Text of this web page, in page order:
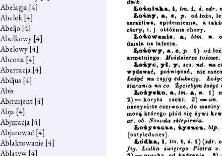
Abelagja[4]
Abelek[4]
Abeljo [4]
Abelkowy[4]
Abelowy[4]
Abeona[4]
Aberracja[4]
Abiljus [4]
Abis
Abiturjent[4]
Abja[4]
Abjuracja[4]
Abjurować [4]
Ablaktowanie [4]
Ablatyw[4]